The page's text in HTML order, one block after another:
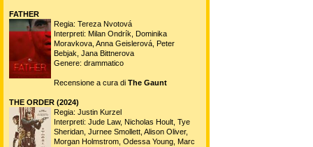
FATHER
Regia: Tereza Nvotová
Interpreti: Milan Ondrík, Dominika
Moravkova, Anna Geislerová, Peter
Bebjak, Jana Bittnerova
Genere: drammatico
Recensione a cura di The Gaunt
THE ORDER (2024)
Regia: Justin Kurzel
Interpreti: Jude Law, Nicholas Hoult, Tye
Sheridan, Jurnee Smollett, Alison Oliver,
Morgan Holmstrom, Odessa Young, Marc